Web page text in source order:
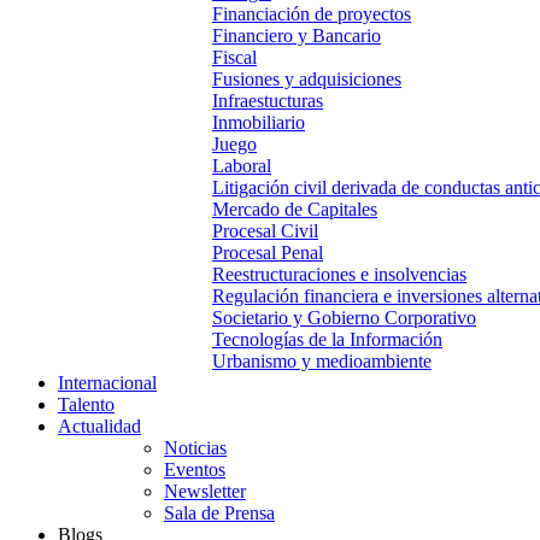
Financiación de proyectos
Financiero y Bancario
Fiscal
Fusiones y adquisiciones
Infraestucturas
Inmobiliario
Juego
Laboral
Litigación civil derivada de conductas
Mercado de Capitales
Procesal Civil
Procesal Penal
Reestructuraciones e insolvencias
Regulación financiera e inversiones
Societario y Gobierno Corporativo
Tecnologías de la Información
Urbanismo y medioambiente
Internacional
Talento
Actualidad
Noticias
Eventos
Newsletter
Sala de Prensa
Blogs